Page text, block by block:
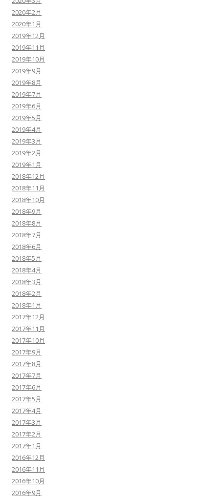
2020年2月
2020年1月
2019年12月
2019年11月
2019年10月
2019年9月
2019年8月
2019年7月
2019年6月
2019年5月
2019年4月
2019年3月
2019年2月
2019年1月
2018年12月
2018年11月
2018年10月
2018年9月
2018年8月
2018年7月
2018年6月
2018年5月
2018年4月
2018年3月
2018年2月
2018年1月
2017年12月
2017年11月
2017年10月
2017年9月
2017年8月
2017年7月
2017年6月
2017年5月
2017年4月
2017年3月
2017年2月
2017年1月
2016年12月
2016年11月
2016年10月
2016年9月